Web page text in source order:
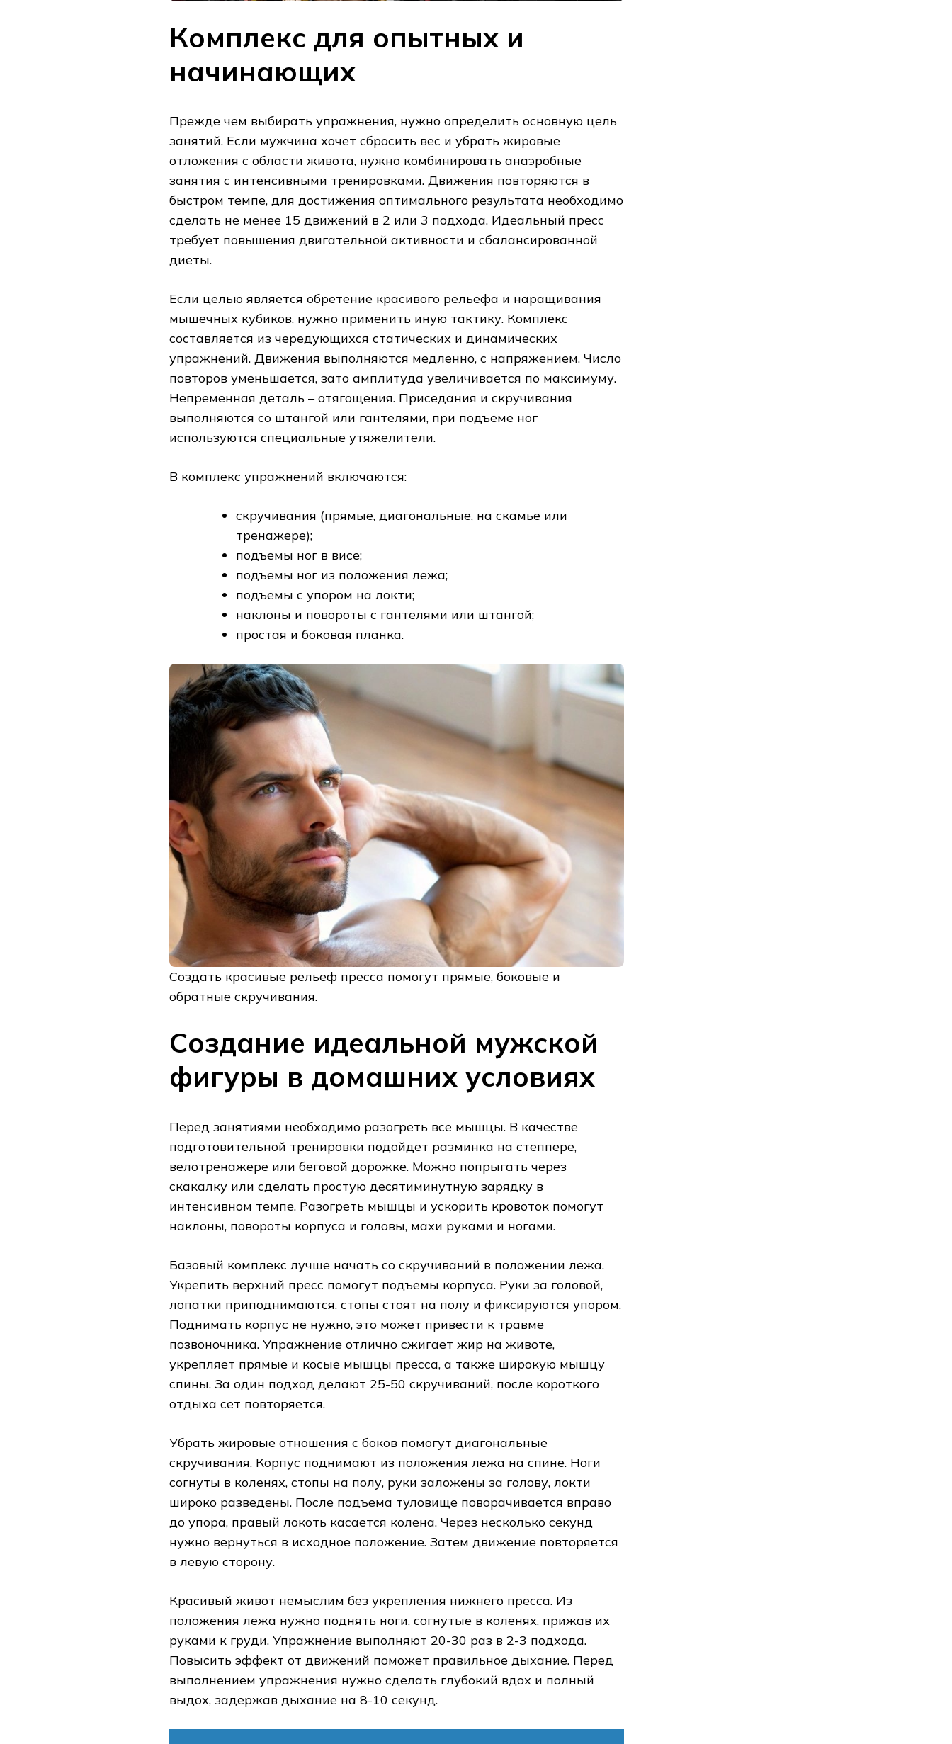
Комплекс для опытных и
начинающих
Прежде чем выбирать упражнения, нужно определить основную цель
занятий. Если мужчина хочет сбросить вес и убрать жировые
отложения с области живота, нужно комбинировать анаэробные
занятия с интенсивными тренировками. Движения повторяются в
быстром темпе, для достижения оптимального результата необходимо
сделать не менее 15 движений в 2 или 3 подхода. Идеальный пресс
требует повышения двигательной активности и сбалансированной
диеты.
Если целью является обретение красивого рельефа и наращивания
мышечных кубиков, нужно применить иную тактику. Комплекс
составляется из чередующихся статических и динамических
упражнений. Движения выполняются медленно, с напряжением. Число
повторов уменьшается, зато амплитуда увеличивается по максимуму.
Непременная деталь – отягощения. Приседания и скручивания
выполняются со штангой или гантелями, при подъеме ног
используются специальные утяжелители.
В комплекс упражнений включаются:
скручивания (прямые, диагональные, на скамье или
тренажере);
подъемы ног в висе;
подъемы ног из положения лежа;
подъемы с упором на локти;
наклоны и повороты с гантелями или штангой;
простая и боковая планка.
Создать красивые рельеф пресса помогут прямые, боковые и
обратные скручивания.
Создание идеальной мужской
фигуры в домашних условиях
Перед занятиями необходимо разогреть все мышцы. В качестве
подготовительной тренировки подойдет разминка на степпере,
велотренажере или беговой дорожке. Можно попрыгать через
скакалку или сделать простую десятиминутную зарядку в
интенсивном темпе. Разогреть мышцы и ускорить кровоток помогут
наклоны, повороты корпуса и головы, махи руками и ногами.
Базовый комплекс лучше начать со скручиваний в положении лежа.
Укрепить верхний пресс помогут подъемы корпуса. Руки за головой,
лопатки приподнимаются, стопы стоят на полу и фиксируются упором.
Поднимать корпус не нужно, это может привести к травме
позвоночника. Упражнение отлично сжигает жир на животе,
укрепляет прямые и косые мышцы пресса, а также широкую мышцу
спины. За один подход делают 25-50 скручиваний, после короткого
отдыха сет повторяется.
Убрать жировые отношения с боков помогут диагональные
скручивания. Корпус поднимают из положения лежа на спине. Ноги
согнуты в коленях, стопы на полу, руки заложены за голову, локти
широко разведены. После подъема туловище поворачивается вправо
до упора, правый локоть касается колена. Через несколько секунд
нужно вернуться в исходное положение. Затем движение повторяется
в левую сторону.
Красивый живот немыслим без укрепления нижнего пресса. Из
положения лежа нужно поднять ноги, согнутые в коленях, прижав их
руками к груди. Упражнение выполняют 20-30 раз в 2-3 подхода.
Повысить эффект от движений поможет правильное дыхание. Перед
выполнением упражнения нужно сделать глубокий вдох и полный
выдох, задержав дыхание на 8-10 секунд.